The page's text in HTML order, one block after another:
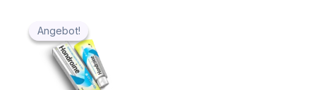
Angebot!
Angebot!